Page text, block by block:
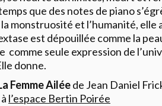
que des notes de piano
la monstruosité et l’humanité,
est dépouillée comme la
comme seule expression de
donne.
Femme Ailéede Jean Daniel
l’espace Bertin Poirée